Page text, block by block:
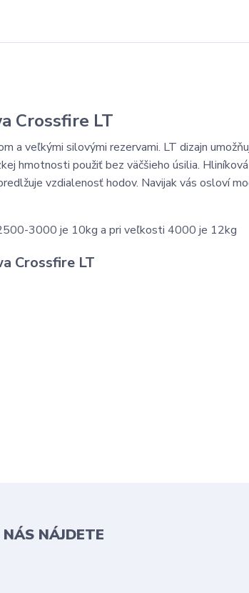
Crossfire LT
a veľkými silovými rezervami. LT dizajn
hmotnosti použiť bez väčšieho úsilia.
vzdialenosť hodov. Navijak vás osloví
3000 je 10kg a pri veľkosti 4000 je 12kg
Crossfire LT
NÁS NÁJDETE